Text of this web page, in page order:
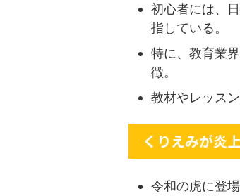
初心者には、
指している。
特に、教育業
徴。
教材やレッス
くりえみが炎
令和の虎に登